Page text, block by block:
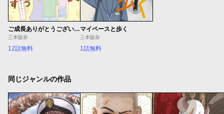
ご成長ありがとうございます～三本家ダイアリー～
三本阪奈
12話無料
マイペースと歩く
三本阪奈
1話無料
同じジャンルの作品